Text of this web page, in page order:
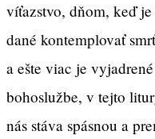
víťazstvo, dňom, keď
dané kontemplovať
a ešte viac je
bohoslužbe, v tejto
nás stáva spásnou a